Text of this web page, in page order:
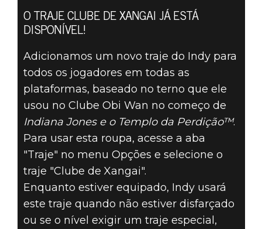
Indiana Jones and the Great Circle
12 de maio de 2026
INDIANA JONES
E O GRANDE
CÍRCULO™ –
ATUALIZAÇÃO 8
O TRAJE CLUBE DE XANGAI JÁ ESTÁ
DISPONÍVEL!
Adicionamos um novo traje do Indy para
todos os jogadores em todas as
plataformas, baseado no terno que ele
usou no Clube Obi Wan no começo de
Indiana Jones e o Templo da Perdição™.
Para usar esta roupa, acesse a aba
"Traje" no menu Opções e selecione o
traje "Clube de Xangai".
Enquanto estiver equipado, Indy usará
este traje quando não estiver disfarçado
ou se o nível exigir um traje especial,